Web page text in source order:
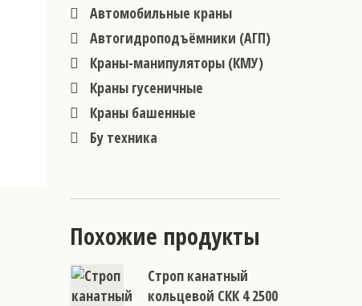
Автомобильные краны
Автогидроподъёмники (АГП)
Краны-манипуляторы (КМУ)
Краны гусеничные
Краны башенные
Бу техника
Похожие продукты
Строп канатный
кольцевой СКК 4 2500